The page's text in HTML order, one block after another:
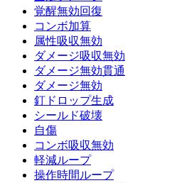
覚醒無効回復
コンボ加算
属性吸収無効
ダメージ吸収無効
ダメージ無効貫通
ダメージ無効
釘ドロップ生成
シールド破壊
自傷
コンボ吸収無効
軽減ループ
操作時間ループ